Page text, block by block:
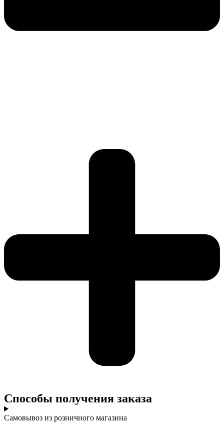
Cпособы получения заказа
Самовывоз из розничного магазина